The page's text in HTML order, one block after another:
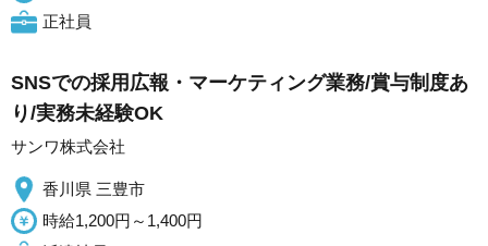
正社員
SNSでの採用広報・マーケティング業務/賞与制度あ
り/実務未経験OK
サンワ株式会社
香川県 三豊市
時給1,200円～1,400円